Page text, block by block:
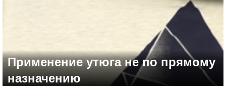
Применение утюга не по прямому
назначению